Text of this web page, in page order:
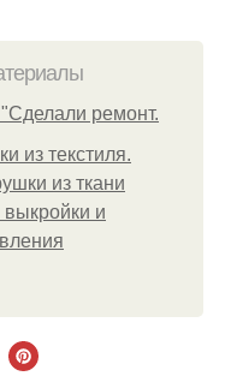
ремонт.
из текстиля.
из ткани
и